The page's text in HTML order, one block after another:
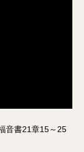
書21章15～25